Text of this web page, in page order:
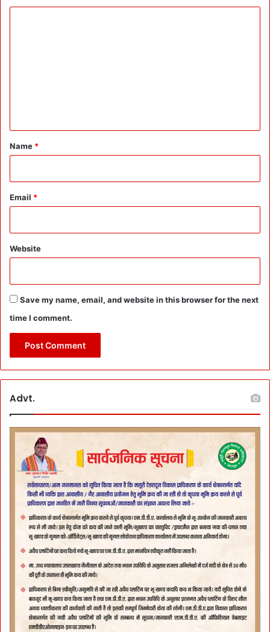
*
Name *
Email *
Website
Save my name, email, and website in this browser for the next
time I comment.
Advt.